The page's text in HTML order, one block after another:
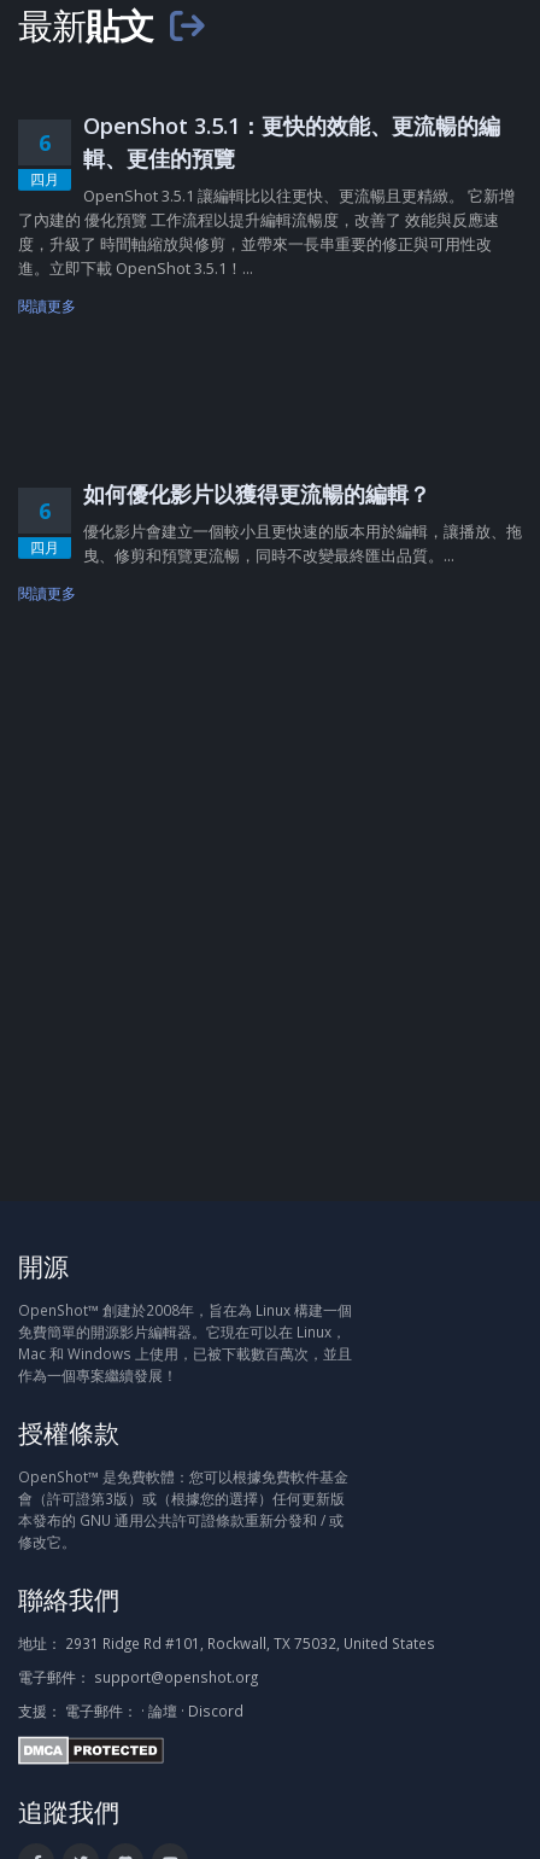
最新貼文
6
四月
OpenShot 3.5.1：更快的效能、更流暢的編
輯、更佳的預覽
OpenShot 3.5.1 讓編輯比以往更快、更流暢且更精緻。 它新增
了內建的 優化預覽 工作流程以提升編輯流暢度，改善了 效能與反應速
度，升級了 時間軸縮放與修剪，並帶來一長串重要的修正與可用性改
進。立即下載 OpenShot 3.5.1！...
閱讀更多
6
四月
如何優化影片以獲得更流暢的編輯？
優化影片會建立一個較小且更快速的版本用於編輯，讓播放、拖
曳、修剪和預覽更流暢，同時不改變最終匯出品質。...
閱讀更多
開源
OpenShot™ 創建於2008年，旨在為 Linux 構建一個
免費簡單的開源影片編輯器。它現在可以在 Linux，
Mac 和 Windows 上使用，已被下載數百萬次，並且
作為一個專案繼續發展！
授權條款
OpenShot™ 是免費軟體：您可以根據免費軟件基金
會（許可證第3版）或（根據您的選擇）任何更新版
本發布的 GNU 通用公共許可證條款重新分發和 / 或
修改它。
聯絡我們
地址： 2931 Ridge Rd #101, Rockwall, TX 75032, United States
電子郵件： support@openshot.org
支援： 電子郵件： · 論壇 · Discord
追蹤我們